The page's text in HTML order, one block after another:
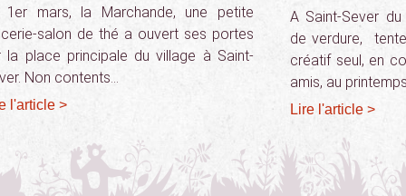
1er mars, la Marchande, une petite
salon de thé a ouvert ses portes
la place principale du village à Saint-
Non contents…
l'article >
A Saint-Sever
de verdure,
créatif seul, en
amis, au
Lire l'article >